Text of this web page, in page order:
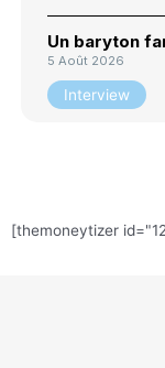
Un baryton
5 Août 2026
Interview
[themoneytizer